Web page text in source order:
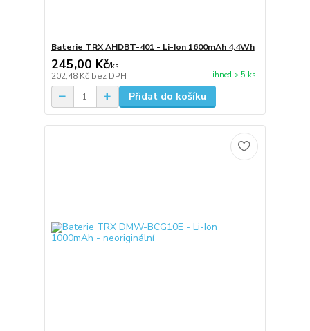
Baterie TRX AHDBT-401 - Li-Ion 1600mAh 4,4Wh
245,00 Kč/ks
202,48 Kč bez DPH ihned > 5 ks
Přidat do košíku